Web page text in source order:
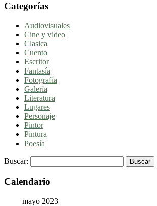
Categorías
Audiovisuales
Cine y video
Clasica
Cuento
Escritor
Fantasía
Fotografía
Galería
Literatura
Lugares
Personaje
Pintor
Pintura
Poesía
Buscar:
Calendario
mayo 2023